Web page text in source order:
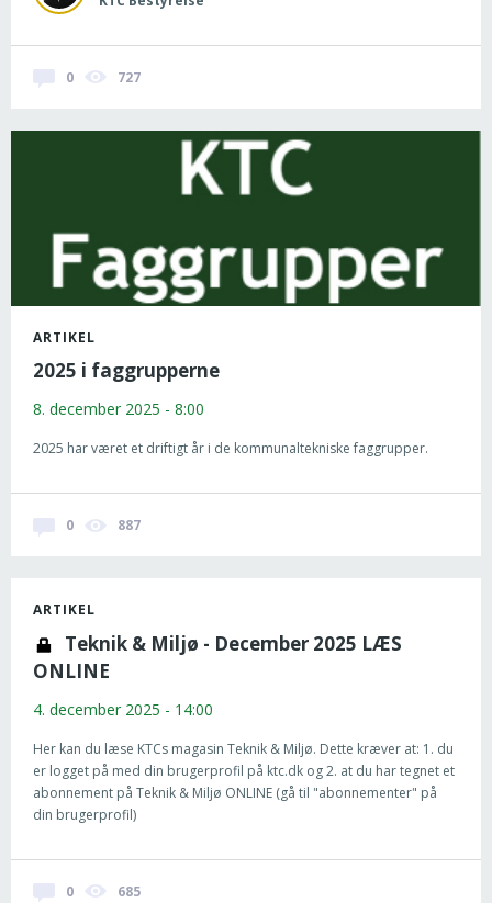
0 727
ARTIKEL
2025 i faggrupperne
8. december 2025 - 8:00
2025 har været et driftigt år i de kommunaltekniske faggrupper.
0 887
ARTIKEL
Teknik & Miljø - December 2025 LÆS
ONLINE
4. december 2025 - 14:00
Her kan du læse KTCs magasin Teknik & Miljø. Dette kræver at: 1. du
er logget på med din brugerprofil på ktc.dk og 2. at du har tegnet et
abonnement på Teknik & Miljø ONLINE (gå til "abonnementer" på
din brugerprofil)
0 685